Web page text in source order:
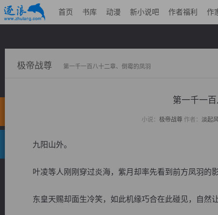
首页 书库 动漫 新小说吧 作者福利 作
极帝战尊 第一千一百八十二章、倒霉的凤羽
第一千一
小说： 极帝战尊作者： 淡起
九阳山外。
叶凌等人刚刚穿过炎海，紫月却率先看到前方凤羽的
东皇天赐却面生冷笑，如此机缘巧合在此碰见，自然